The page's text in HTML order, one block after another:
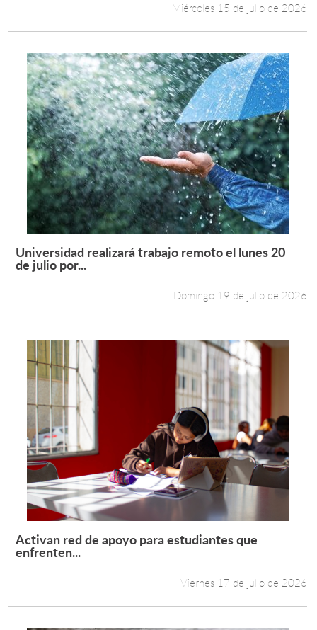
Miércoles 15 de julio de 2026
Leer más +
Universidad realizará trabajo remoto el lunes 20
de julio por...
Domingo 19 de julio de 2026
Leer más +
Activan red de apoyo para estudiantes que
enfrenten...
Viernes 17 de julio de 2026